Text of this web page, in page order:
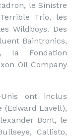
le Sinistre
Trio, les
Wildboys. Des
Baintronics,
la Fondation
Oil Company
ont inclus
(Edward Lavell),
Bont, le
Callisto,